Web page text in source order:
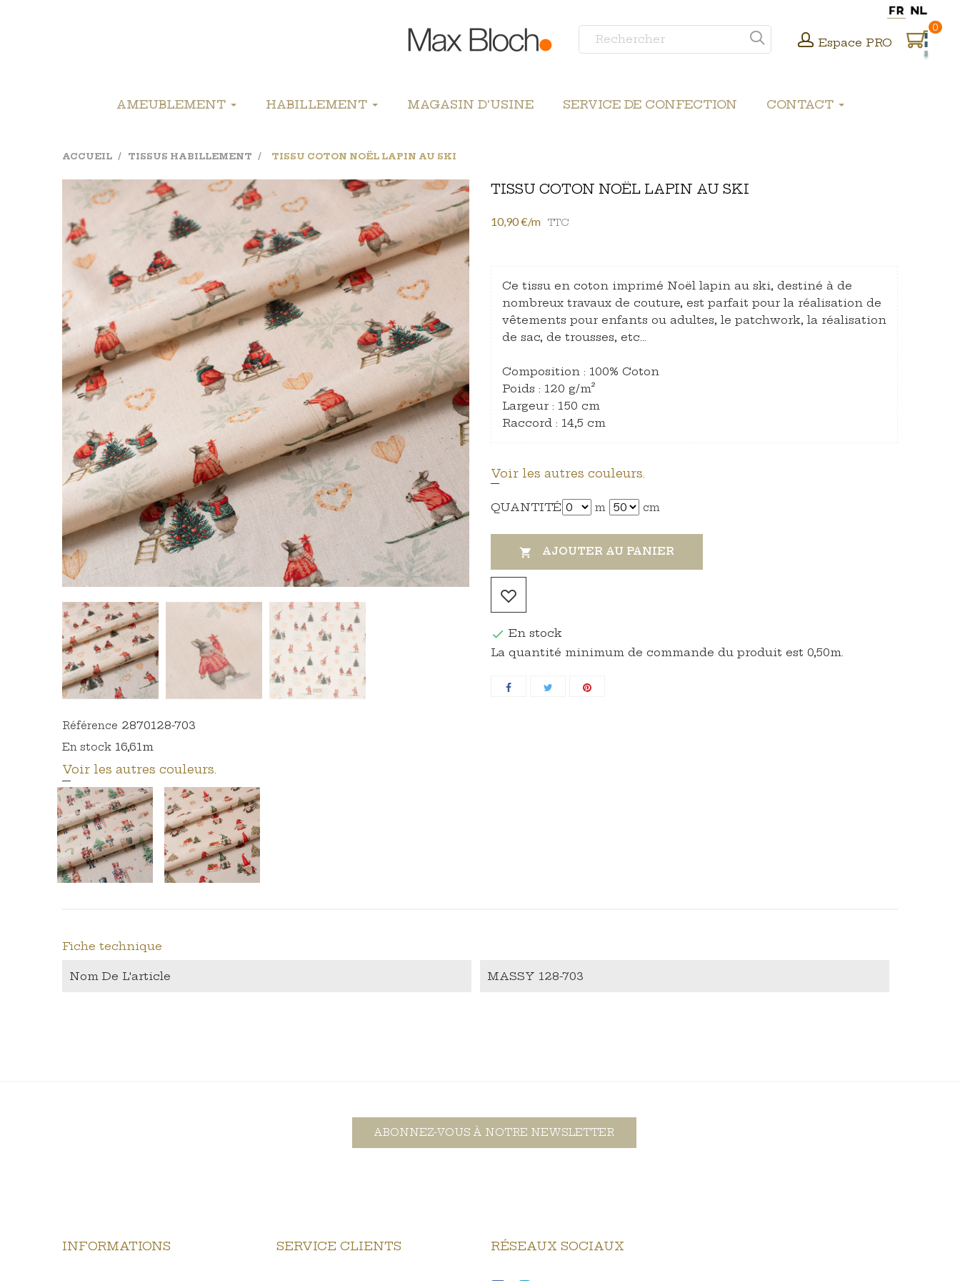
Espace PRO
0
AMEUBLEMENT HABILLEMENT MAGASIN D'USINE SERVICE DE CONFECTION CONTACT
ACCUEIL TISSUS HABILLEMENT TISSU COTON NOËL LAPIN AU SKI
TISSU COTON NOËL LAPIN AU SKI
10,90 €/m TTC
Ce tissu en coton imprimé Noël lapin au ski, destiné à de
nombreux travaux de couture, est parfait pour la réalisation de
vêtements pour enfants ou adultes, le patchwork, la réalisation
de sac, de trousses, etc…
Composition : 100% Coton
Poids : 120 g/m²
Largeur : 150 cm
Raccord : 14,5 cm
Voir les autres couleurs.
QUANTITÉ m cm
 AJOUTER AU PANIER
 En stock
La quantité minimum de commande du produit est 0,50m.
Référence 2870128-703
En stock 16,61m
Voir les autres couleurs.
Fiche technique
Nom De L'article MASSY 128-703
ABONNEZ-VOUS À NOTRE NEWSLETTER
INFORMATIONS SERVICE CLIENTS RÉSEAUX SOCIAUX